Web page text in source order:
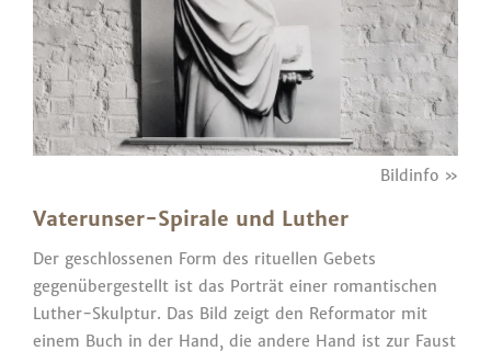
Bildinfo »
Vaterunser-Spirale und Luther
Der geschlossenen Form des rituellen Gebets
gegenübergestellt ist das Porträt einer romantischen
Luther-Skulptur. Das Bild zeigt den Reformator mit
einem Buch in der Hand, die andere Hand ist zur Faust